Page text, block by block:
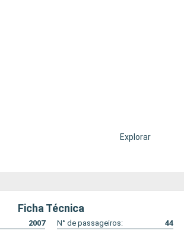
Explorar
Ficha Técnica
2007 N° de passageiros:
44